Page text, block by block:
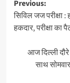
Post
Previous:
सिविल जज परीक्षा
हकदार, परीक्षा का
आज दिल्ली
साथ